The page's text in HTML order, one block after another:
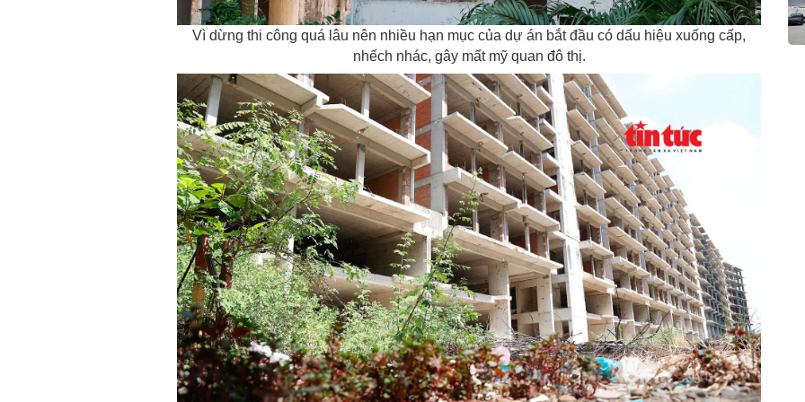
Vì dừng thi công quá lâu nên nhiều hạn mục của dự án bắt đầu có dấu hiệu xuống cấp,
nhếch nhác, gây mất mỹ quan đô thị.